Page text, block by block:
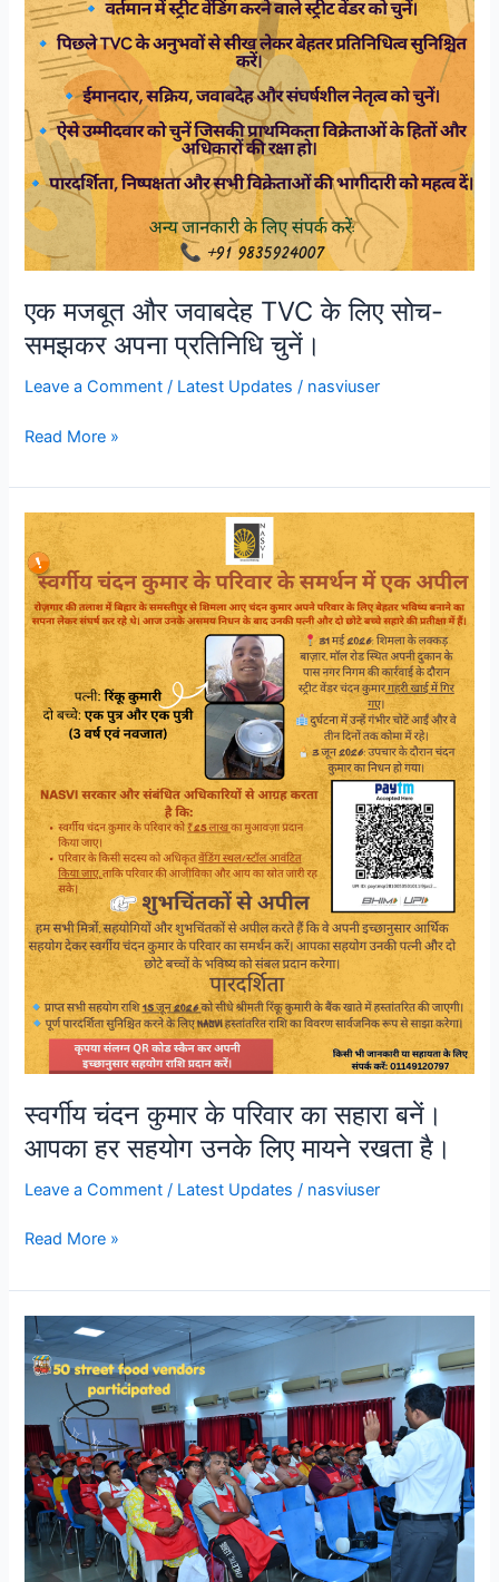
एक मजबूत और जवाबदेह TVC के लिए सोच-
समझकर अपना प्रतिनिधि चुनें।
Leave a Comment / Latest Updates / nasviuser
चुनें।
Read More »
स्वर्गीय चंदन कुमार के परिवार का सहारा बनें।
आपका हर सहयोग उनके लिए मायने रखता है।
Leave a Comment / Latest Updates / nasviuser
स्वर्गीय
चंदन
कुमार
के
परिवार
का
सहारा
बनें।
आपका
हर
सहयोग
उनके
लिए
रखता
है।
Read More »
Goa,
Maharashtra